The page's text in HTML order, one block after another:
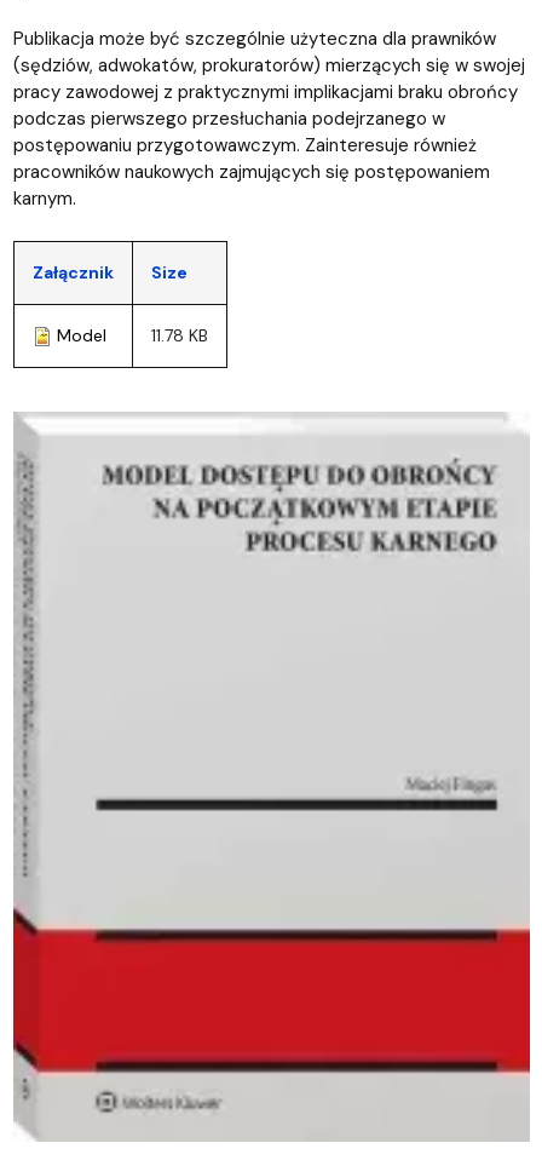
Publikacja może być szczególnie użyteczna dla prawników
(sędziów, adwokatów, prokuratorów) mierzących się w swojej
pracy zawodowej z praktycznymi implikacjami braku obrońcy
podczas pierwszego przesłuchania podejrzanego w
postępowaniu przygotowawczym. Zainteresuje również
pracowników naukowych zajmujących się postępowaniem
karnym.
Załącznik Size
Model 11.78 KB